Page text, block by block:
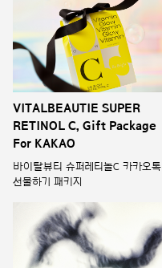
VITALBEAUTIE SUPER
RETINOL C, Gift Package
For KAKAO
바이탈뷰티 슈퍼레티놀C 카카오톡
선물하기 패키지